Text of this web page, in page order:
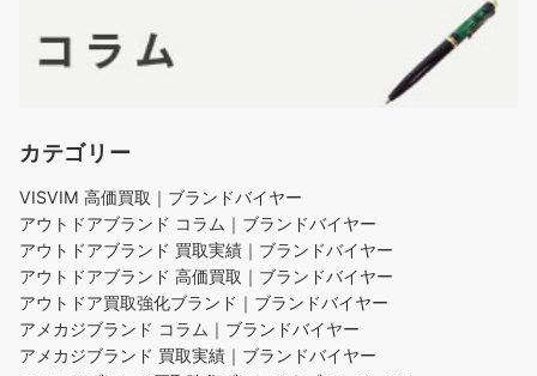
カテゴリー
VISVIM 高価買取｜ブランドバイヤー
アウトドアブランド コラム｜ブランドバイヤー
アウトドアブランド 買取実績｜ブランドバイヤー
アウトドアブランド 高価買取｜ブランドバイヤー
アウトドア買取強化ブランド｜ブランドバイヤー
アメカジブランド コラム｜ブランドバイヤー
アメカジブランド 買取実績｜ブランドバイヤー